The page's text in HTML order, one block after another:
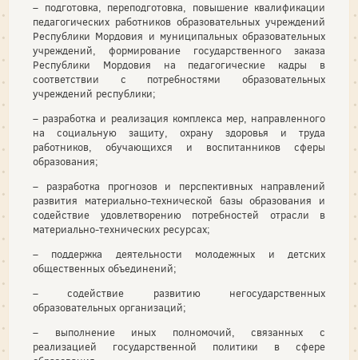
– подготовка, переподготовка, повышение квалификации
педагогических работников образовательных учреждений
Республики Мордовия и муниципальных образовательных
учреждений, формирование государственного заказа
Республики Мордовия на педагогические кадры в
соответствии с потребностями образовательных
учреждений республики;
– разработка и реализация комплекса мер, направленного
на социальную защиту, охрану здоровья и труда
работников, обучающихся и воспитанников сферы
образования;
– разработка прогнозов и перспективных направлений
развития материально-технической базы образования и
содействие удовлетворению потребностей отрасли в
материально-технических ресурсах;
– поддержка деятельности молодежных и детских
общественных объединений;
– содействие развитию негосударственных
образовательных организаций;
– выполнение иных полномочий, связанных с
реализацией государственной политики в сфере